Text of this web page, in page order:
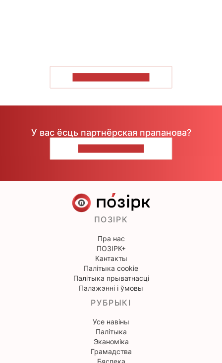
У вас ёсць партнёрская прапанова?
ПОЗІРК
Пра нас
ПОЗІРК+
Кантакты
Палітыка cookie
Палітыка прыватнасці
Палажэнні і ўмовы
РУБРЫКІ
Усе навіны
Палітыка
Эканоміка
Грамадства
Бяспека